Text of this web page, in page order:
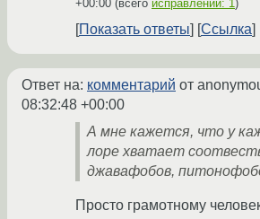
+00:00 (всего исправлений: 1)
Показать ответы Ссылка
Ответ на: комментарий от
08:32:48 +00:00
А мне кажется, что у
лоре хватает
джавафобов,
Просто грамотному